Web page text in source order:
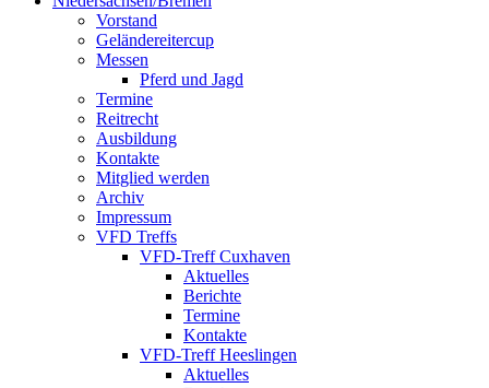
Vorstand
Geländereitercup
Messen
Pferd und Jagd
Termine
Reitrecht
Ausbildung
Kontakte
Mitglied werden
Archiv
Impressum
VFD Treffs
VFD-Treff Cuxhaven
Aktuelles
Berichte
Termine
Kontakte
VFD-Treff Heeslingen
Aktuelles